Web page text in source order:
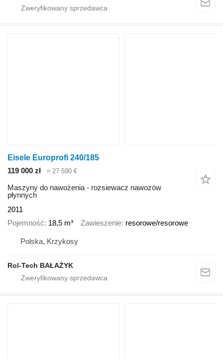
Eisele Europrofi 240/185
119 000 zł
≈ 27 590 €
Maszyny do nawożenia - rozsiewacz nawozów
płynnych
2011
Pojemność 18,5 m³ Zawieszenie resorowe/resorowe
Polska, Krzykosy
Rol-Tech BAŁAŻYK